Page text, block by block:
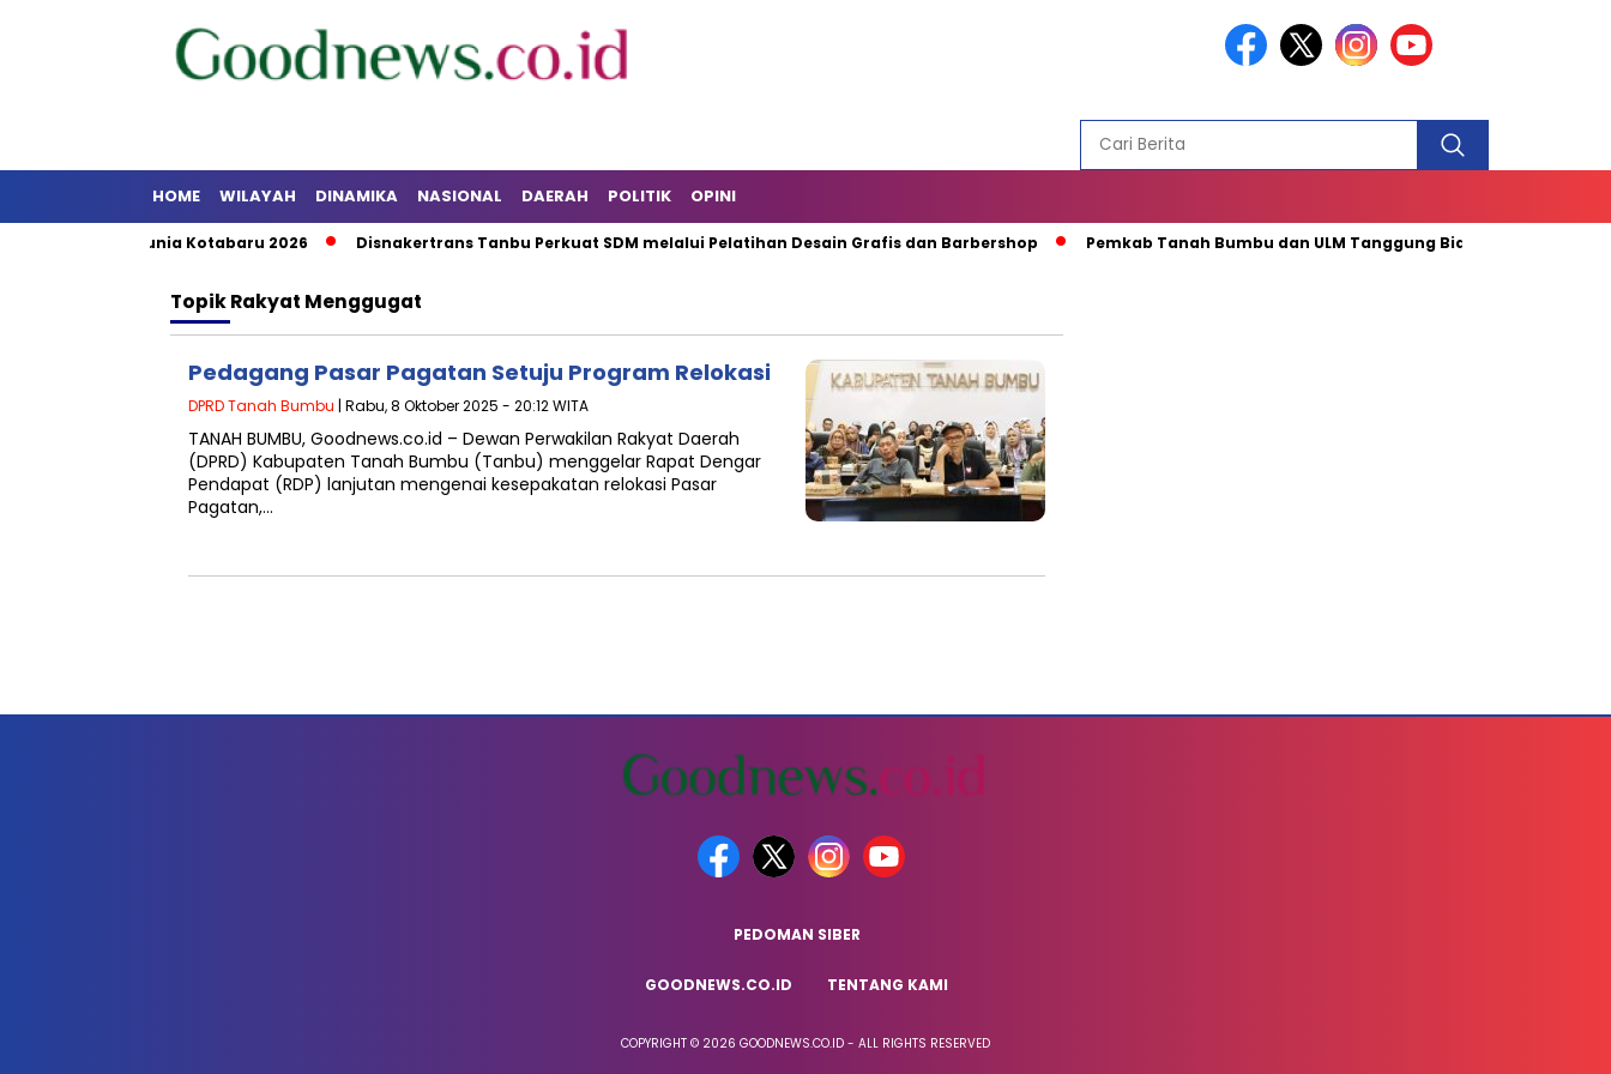
HOME WILAYAH DINAMIKA NASIONAL DAERAH POLITIK OPINI
Pekan ASI Sedunia Kotabaru 2026 Disnakertrans Tanbu Perkuat SDM melalui Pelatihan Desain Grafis dan Barbershop Pemkab Tanah Bumbu dan ULM Tanggung Biaya Penanganan
TopikRakyat Menggugat
Pedagang Pasar Pagatan Setuju Program Relokasi
DPRD Tanah Bumbu | Rabu, 8 Oktober 2025 - 20:12 WITA
TANAH BUMBU, Goodnews.co.id – Dewan Perwakilan Rakyat Daerah
(DPRD) Kabupaten Tanah Bumbu (Tanbu) menggelar Rapat Dengar
Pendapat (RDP) lanjutan mengenai kesepakatan relokasi Pasar
Pagatan,…
PEDOMAN SIBER
GOODNEWS.CO.ID TENTANG KAMI
COPYRIGHT © 2026 GOODNEWS.CO.ID - ALL RIGHTS RESERVED